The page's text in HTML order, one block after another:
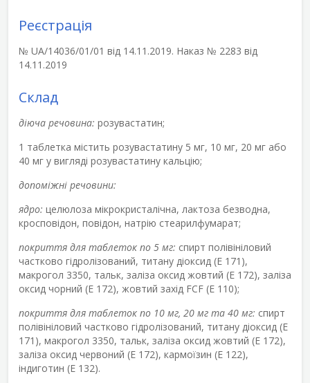
Реєстрація
№ UA/14036/01/01 від 14.11.2019. Наказ № 2283 від
14.11.2019
Склад
діюча речовина: розувастатин;
1 таблетка містить розувастатину 5 мг, 10 мг, 20 мг або
40 мг у вигляді розувастатину кальцію;
допоміжні речовини:
ядро: целюлоза мікрокристалічна, лактоза безводна,
кросповідон, повідон, натрію стеарилфумарат;
покриття для таблеток по 5 мг: спирт полівініловий
частково гідролізований, титану діоксид (Е 171),
макрогол 3350, тальк, заліза оксид жовтий (Е 172), заліза
оксид чорний (E 172), жовтий захід FCF (Е 110);
покриття для таблеток по 10 мг, 20 мг та 40 мг: спирт
полівініловий частково гідролізований, титану діоксид (Е
171), макрогол 3350, тальк, заліза оксид жовтий (Е 172),
заліза оксид червоний (E 172), кармоїзин (Е 122),
індиготин (Е 132).